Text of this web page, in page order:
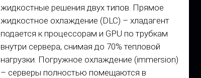
жидкостные решения двух типов. Прямое
жидкостное охлаждение (DLC) – хладагент
подается к процессорам и GPU по трубкам
внутри сервера, снимая до 70% тепловой
нагрузки. Погружное охлаждение (immersion)
– серверы полностью помещаются в